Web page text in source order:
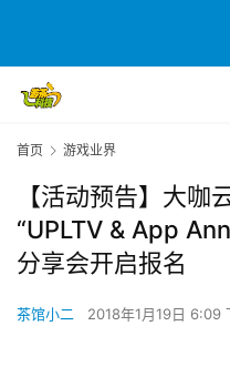
首页 游戏业界
【活动预告】大咖
“UPLTV & App
分享会开启报名
茶馆小二 2018年1月19日 6:09